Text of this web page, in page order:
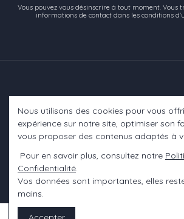
Vous pouvez vous désinscrire à tout moment. Vous
informations de contact dans les conditions
Informations
Contact us
Nous utilisons des cookies pour vous
expérience sur notre site, optimiser son
vous proposer des contenus adaptés à
Pour en savoir plus, consultez notre
Confidentialité.
Vos données sont importantes, elles
mains.